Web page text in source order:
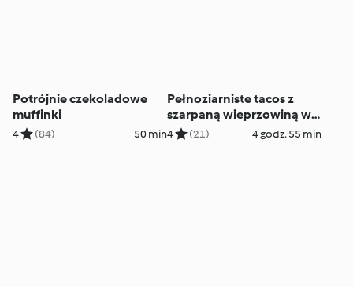
Potrójnie czekoladowe
muffinki
4 (84) 50 min
Pełnoziarniste tacos z
szarpaną wieprzowiną w
sosie piwnym
4 (21) 4 godz. 55 min